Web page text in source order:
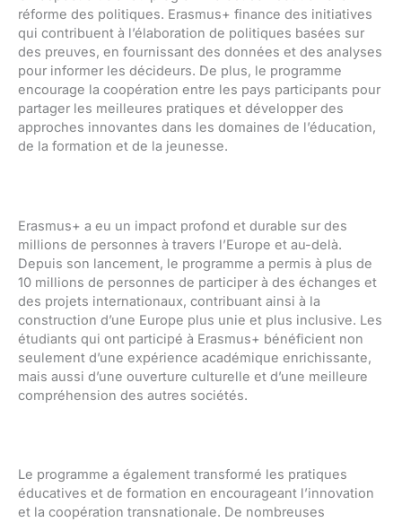
réforme des politiques. Erasmus+ finance des initiatives
qui contribuent à l’élaboration de politiques basées sur
des preuves, en fournissant des données et des analyses
pour informer les décideurs. De plus, le programme
encourage la coopération entre les pays participants pour
partager les meilleures pratiques et développer des
approches innovantes dans les domaines de l’éducation,
de la formation et de la jeunesse.
Erasmus+ a eu un impact profond et durable sur des
millions de personnes à travers l’Europe et au-delà.
Depuis son lancement, le programme a permis à plus de
10 millions de personnes de participer à des échanges et
des projets internationaux, contribuant ainsi à la
construction d’une Europe plus unie et plus inclusive. Les
étudiants qui ont participé à Erasmus+ bénéficient non
seulement d’une expérience académique enrichissante,
mais aussi d’une ouverture culturelle et d’une meilleure
compréhension des autres sociétés.
Le programme a également transformé les pratiques
éducatives et de formation en encourageant l’innovation
et la coopération transnationale. De nombreuses